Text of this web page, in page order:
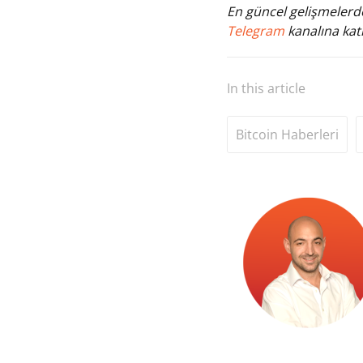
En güncel
Telegram kanalına
In this article
Bitcoin Haberleri